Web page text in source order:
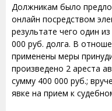
Должникам было
онлайн посредством
результате чего один
000 руб. долга. В
применены меры
произведено 2 ареста
сумму 400 000 руб.;
явке на прием к